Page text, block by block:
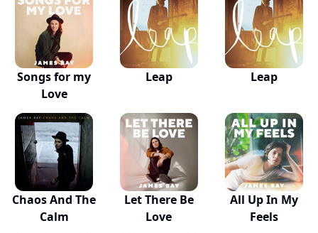
Songs for my
Love
Leap Leap
Chaos And The
Calm
Let There Be
Love
All Up In My
Feels